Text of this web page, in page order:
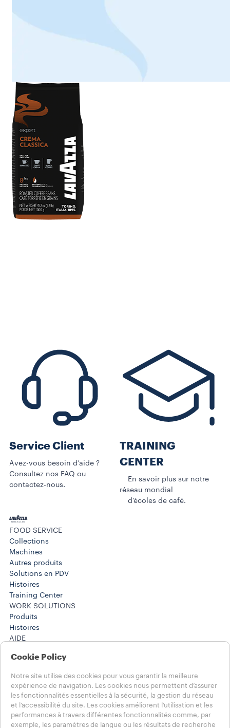
Service Client
Avez-vous besoin d’aide ?
Consultez nos FAQ ou
contactez-nous.
TRAINING
CENTER
En savoir plus sur notre
réseau mondial
d'écoles de café.
FOOD SERVICE
Collections
Machines​
Autres produits
Solutions en PDV
Histoires
Training Center
WORK SOLUTIONS
Produits
Histoires
AIDE
Contactez-nous
Conditions d’utilisation
Choisissez votre pays
FRANCE
FRANCE
Cookie Policy
Notre site utilise des cookies pour vous garantir la meilleure
expérience de navigation. Les cookies nous permettent d’assurer
les fonctionnalités essentielles à la sécurité, la gestion du réseau
et l’accessibilité du site. Les cookies améliorent l’utilisation et les
performances à travers différentes fonctionnalités comme, par
exemple, les paramètres de langue ou les résultats de recherche